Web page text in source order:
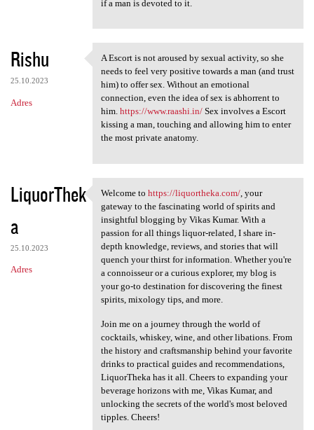
if a man is devoted to it.
Rishu
25.10.2023
Adres
A Escort is not aroused by
A Escort is not aroused by sexual activity, so she
needs to feel very positive towards a man (and trust
him) to offer sex. Without an emotional
connection, even the idea of sex is abhorrent to
him. https://www.raashi.in/Sex involves a Escort
kissing a man, touching and allowing him to enter
the most private anatomy.
LiquorThek
a
25.10.2023
Adres
Welcome to https:/
Welcome to https://liquortheka.com/, your
gateway to the fascinating world of spirits and
insightful blogging by Vikas Kumar. With a
passion for all things liquor-related, I share in-
depth knowledge, reviews, and stories that will
quench your thirst for information. Whether you're
a connoisseur or a curious explorer, my blog is
your go-to destination for discovering the finest
spirits, mixology tips, and more.
Join me on a journey through the world of
cocktails, whiskey, wine, and other libations. From
the history and craftsmanship behind your favorite
drinks to practical guides and recommendations,
LiquorTheka has it all. Cheers to expanding your
beverage horizons with me, Vikas Kumar, and
unlocking the secrets of the world's most beloved
tipples. Cheers!